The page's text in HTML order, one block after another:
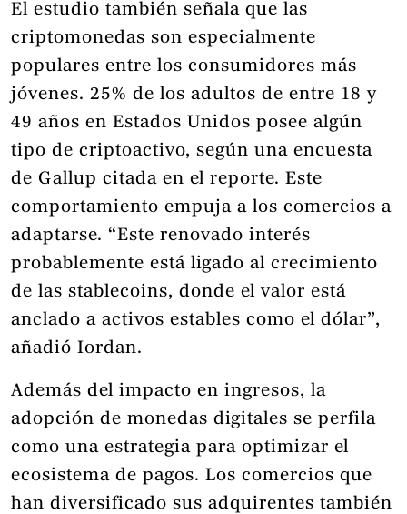
El estudio también señala que las
criptomonedas son especialmente
populares entre los consumidores más
jóvenes. 25% de los adultos de entre 18 y
49 años en Estados Unidos posee algún
tipo de criptoactivo, según una encuesta
de Gallup citada en el reporte. Este
comportamiento empuja a los comercios a
adaptarse. “Este renovado interés
probablemente está ligado al crecimiento
de las stablecoins, donde el valor está
anclado a activos estables como el dólar”,
añadió Iordan.
Además del impacto en ingresos, la
adopción de monedas digitales se perfila
como una estrategia para optimizar el
ecosistema de pagos. Los comercios que
han diversificado sus adquirentes también